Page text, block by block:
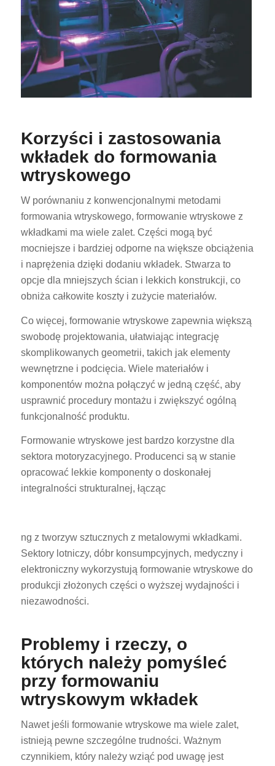
Korzyści i zastosowania
wkładek do formowania
wtryskowego
W porównaniu z konwencjonalnymi metodami
formowania wtryskowego, formowanie wtryskowe z
wkładkami ma wiele zalet. Części mogą być
mocniejsze i bardziej odporne na większe obciążenia
i naprężenia dzięki dodaniu wkładek. Stwarza to
opcje dla mniejszych ścian i lekkich konstrukcji, co
obniża całkowite koszty i zużycie materiałów.
Co więcej, formowanie wtryskowe zapewnia większą
swobodę projektowania, ułatwiając integrację
skomplikowanych geometrii, takich jak elementy
wewnętrzne i podcięcia. Wiele materiałów i
komponentów można połączyć w jedną część, aby
usprawnić procedury montażu i zwiększyć ogólną
funkcjonalność produktu.
Formowanie wtryskowe jest bardzo korzystne dla
sektora motoryzacyjnego. Producenci są w stanie
opracować lekkie komponenty o doskonałej
integralności strukturalnej, łącząc
ng z tworzyw sztucznych z metalowymi wkładkami.
Sektory lotniczy, dóbr konsumpcyjnych, medyczny i
elektroniczny wykorzystują formowanie wtryskowe do
produkcji złożonych części o wyższej wydajności i
niezawodności.
Problemy i rzeczy, o
których należy pomyśleć
przy formowaniu
wtryskowym wkładek
Nawet jeśli formowanie wtryskowe ma wiele zalet,
istnieją pewne szczególne trudności. Ważnym
czynnikiem, który należy wziąć pod uwagę jest